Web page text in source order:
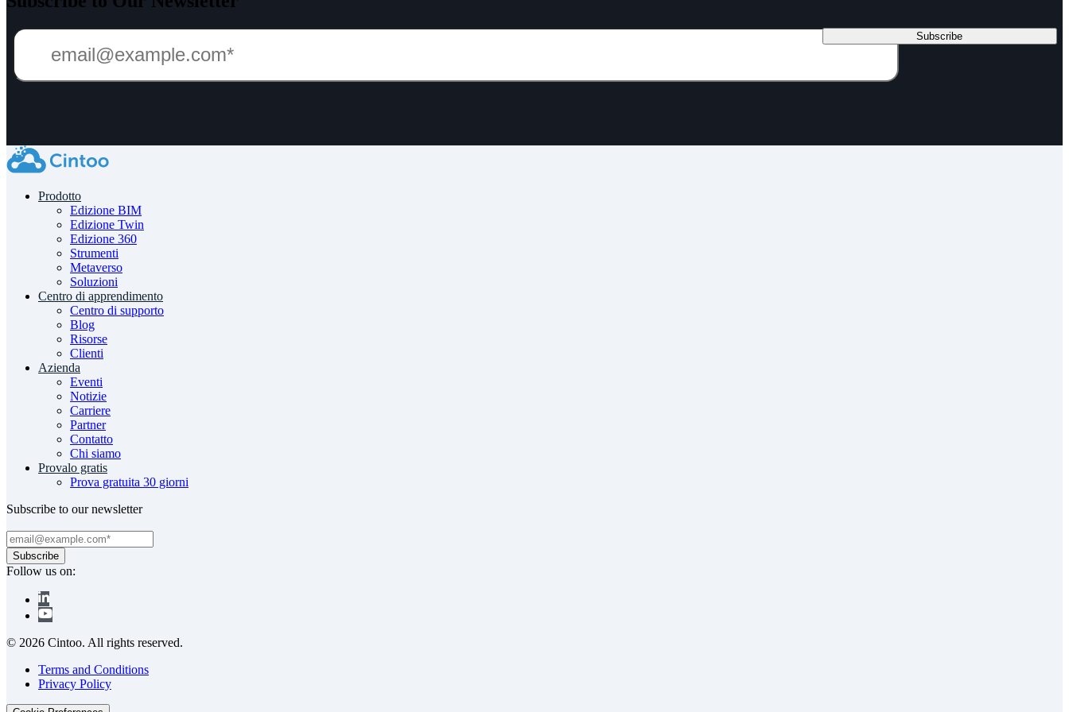
Prodotto
Edizione BIM
Edizione Twin
Edizione 360
Strumenti
Metaverso
Soluzioni
Centro di apprendimento
Centro di supporto
Blog
Risorse
Clienti
Azienda
Eventi
Notizie
Carriere
Partner
Contatto
Chi siamo
Provalo gratis
Prova gratuita 30 giorni
Subscribe to our newsletter
Follow us on:
© 2026 Cintoo. All rights reserved.
Terms and Conditions
Privacy Policy